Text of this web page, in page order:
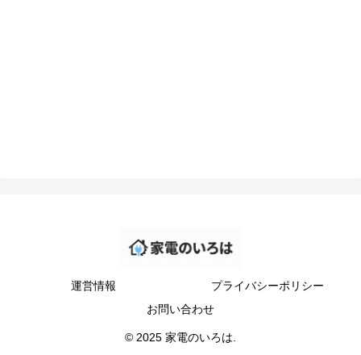
運営情報
プライバシーポリシー
お問い合わせ
© 2025 家電のいろは.